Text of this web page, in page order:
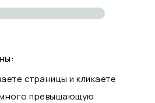
страницы и кликаете
превышающую